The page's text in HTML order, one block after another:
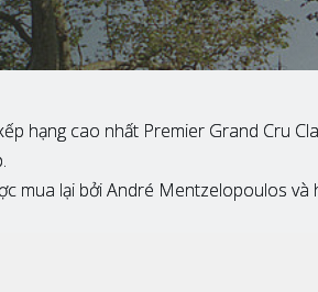
hạng cao nhất Premier Grand Cru
mua lại bởi André Mentzelopoulos